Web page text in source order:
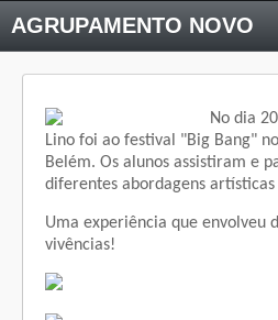
AGRUPAMENTO NOVO
No dia
Lino foi ao festival "Big Bang"
Belém. Os alunos assistiram e
diferentes abordagens artísticas
Uma experiência que envolveu
vivências!